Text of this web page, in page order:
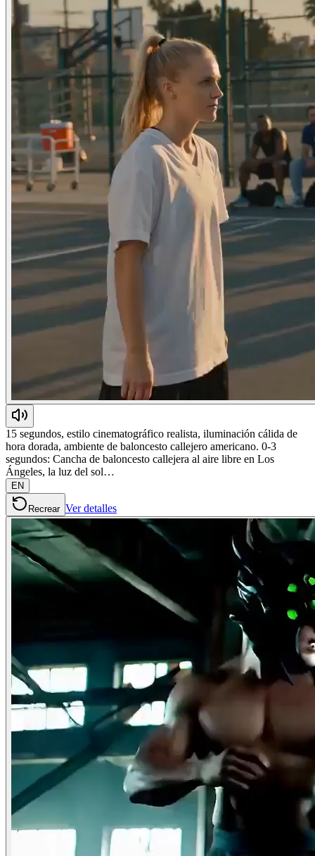
15 segundos, estilo cinematográfico realista, iluminación cálida de
hora dorada, ambiente de baloncesto callejero americano. 0-3
segundos: Cancha de baloncesto callejera al aire libre en Los
Ángeles, la luz del sol…
EN
Recrear Ver detalles